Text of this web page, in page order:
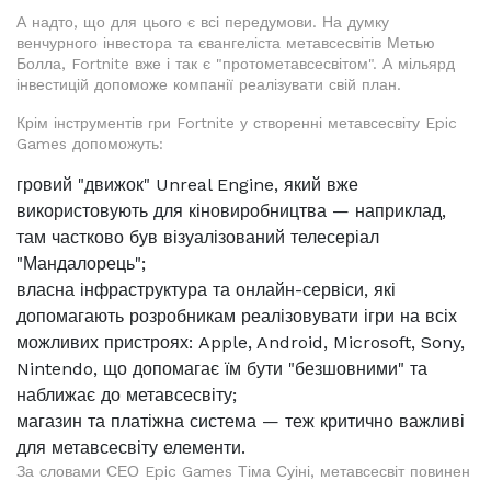
А надто, що для цього є всі передумови. На думку
венчурного інвестора та євангеліста метавсесвітів Метью
Болла, Fortnite вже і так є "протометавсесвітом". А мільярд
інвестицій допоможе компанії реалізувати свій план.
Крім інструментів гри Fortnite у створенні метавсесвіту Epic
Games допоможуть:
гровий "движок" Unreal Engine, який вже
використовують для кіновиробництва — наприклад,
там частково був візуалізований телесеріал
"Мандалорець";
власна інфраструктура та онлайн-сервіси, які
допомагають розробникам реалізовувати ігри на всіх
можливих пристроях: Apple, Android, Microsoft, Sony,
Nintendo, що допомагає їм бути "безшовними" та
наближає до метавсесвіту;
магазин та платіжна система — теж критично важливі
для метавсесвіту елементи.
За словами СЕО Epic Games Тіма Суіні, метавсесвіт повинен